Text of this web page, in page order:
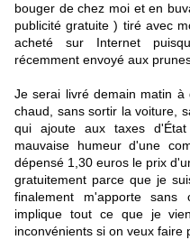
bouger de chez moi et en
publicité gratuite ) tiré avec
acheté sur Internet
récemment envoyé aux
Je serai livré demain matin à
chaud, sans sortir la voiture,
qui ajoute aux taxes
mauvaise humeur d'une
dépensé 1,30 euros le prix
gratuitement parce que je
finalement m'apporte
implique tout ce que je
inconvénients si on veux faire